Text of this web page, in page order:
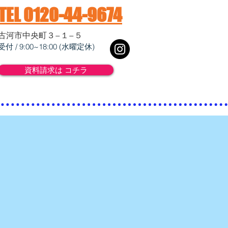
0120-44-9674
河市中央町３−１−５
付 / 9:00~18:00 (水曜定休)
資料請求は コチラ